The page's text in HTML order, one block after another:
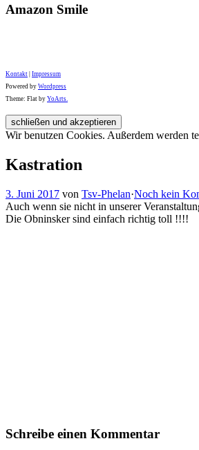
Amazon Smile
Kontakt Impressum
Powered by Wordpress
Theme: Flat by YoArts.
Wir benutzen Cookies. Außerdem werden
Kastration
3. Juni 2017 von Tsv-Phelan·Noch kein
Auch wenn sie nicht in unserer
Die Obninsker sind einfach richtig toll !!!!
Schreibe einen Kommentar